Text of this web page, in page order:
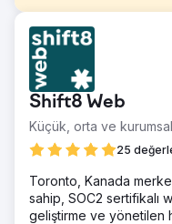
Meydan Okuma
Bu projenin amacı,
sigorta sağlayan Park
sağlayacak bir web
Çözümümüz, araştırma/
şekilde dahil olmak ve
ve SEO hizmetleri
Sonuç
Shift8 Web
Küçük, orta ve
25
Toronto, Kanada
sahip, SOC2 sertifikalı
geliştirme ve yönetilen